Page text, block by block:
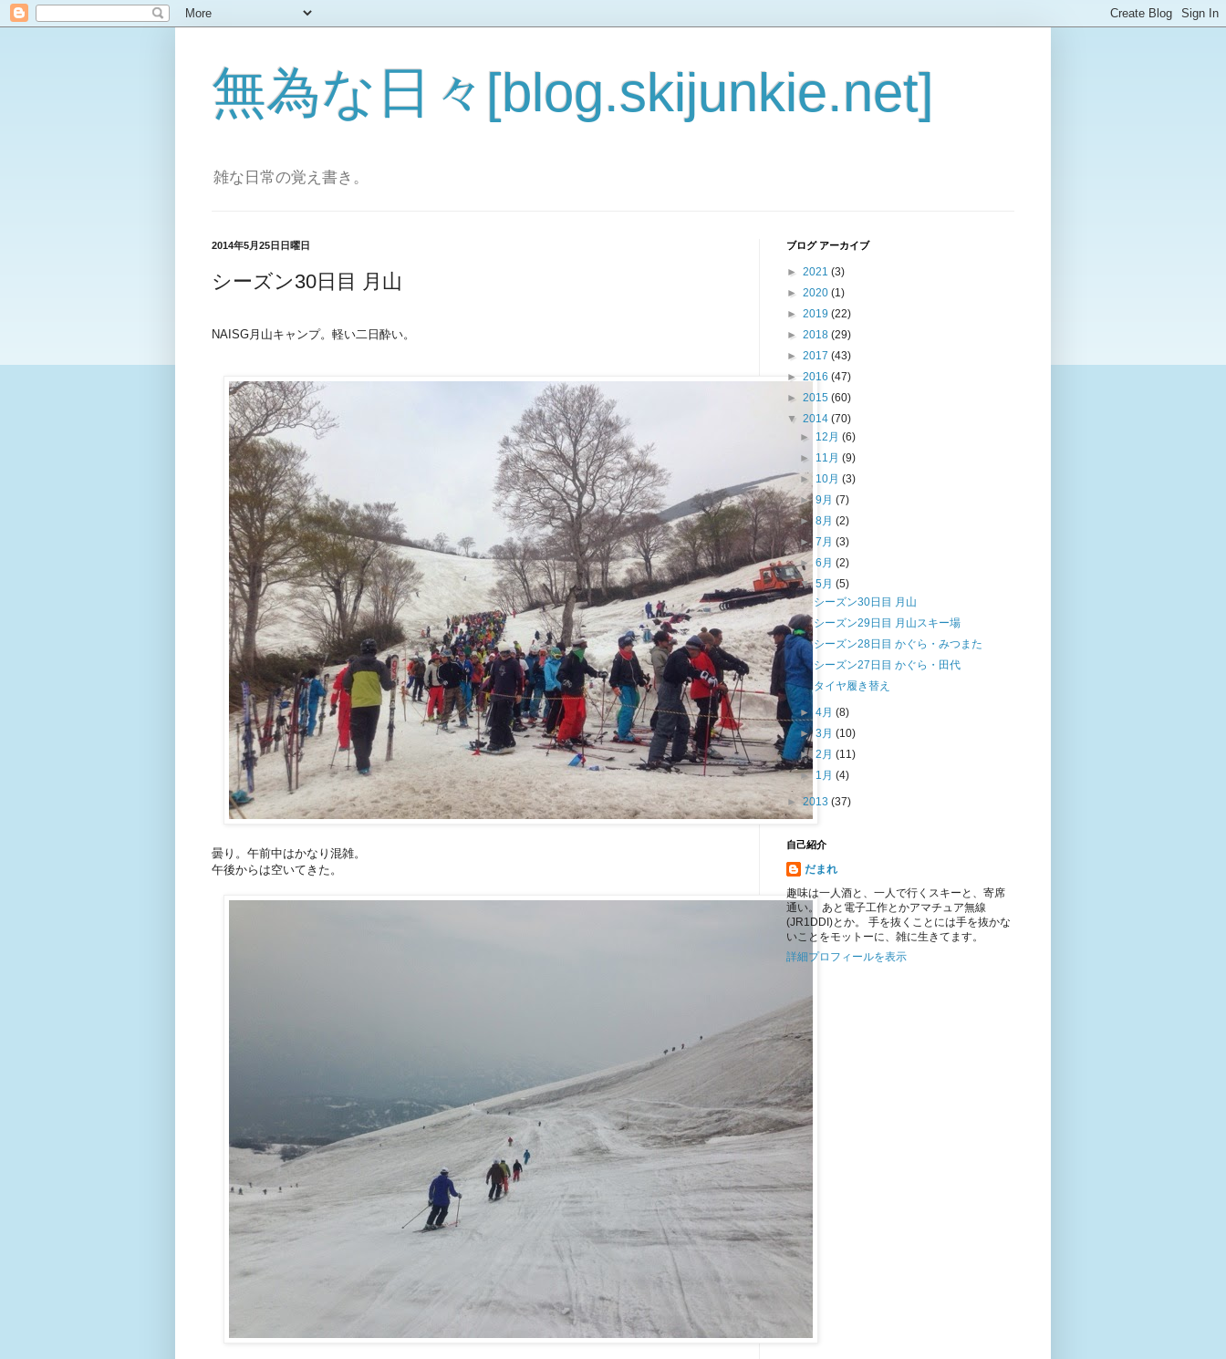
無為な日々[blog.skijunkie.net]
雑な日常の覚え書き。
2014年5月25日日曜日
シーズン30日目 月山
NAISG月山キャンプ。軽い二日酔い。
曇り。午前中はかなり混雑。
午後からは空いてきた。
ブログ アーカイブ
► 2021 (3)
► 2020 (1)
► 2019 (22)
► 2018 (29)
► 2017 (43)
► 2016 (47)
► 2015 (60)
▼ 2014 (70)
► 12月(6)
► 11月(9)
► 10月(3)
►9月(7)
►8月(2)
►7月(3)
►6月(2)
▼5月(5)
シーズン30日目 月山
シーズン29日目 月山スキー場
シーズン28日目 かぐら・みつまた
シーズン27日目 かぐら・田代
タイヤ履き替え
►4月(8)
►3月(10)
►2月(11)
► 1月(4)
►2013 (37)
自己紹介
だまれ
趣味は一人酒と、一人で行くスキーと、寄席
通い。 あと電子工作とかアマチュア無線
(JR1DDI)とか。 手を抜くことには手を抜かな
いことをモットーに、雑に生きてます。
詳細プロフィールを表示